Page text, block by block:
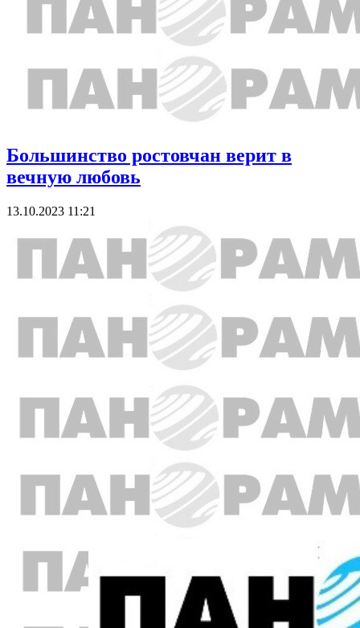
Большинство ростовчан верит в
вечную любовь
13.10.2023 11:21